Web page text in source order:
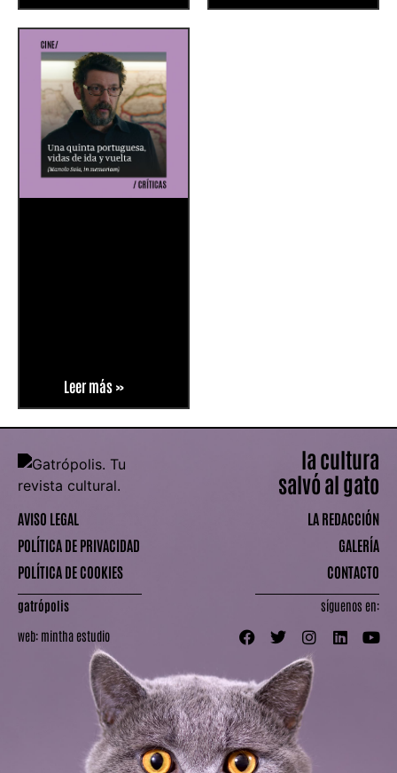
Leer más »
AVISO LEGAL
POLÍTICA DE PRIVACIDAD
POLÍTICA DE COOKIES
gatrópolis
web: mintha estudio
la cultura
salvó al gato
LA REDACCIÓN
GALERÍA
CONTACTO
síguenos en: